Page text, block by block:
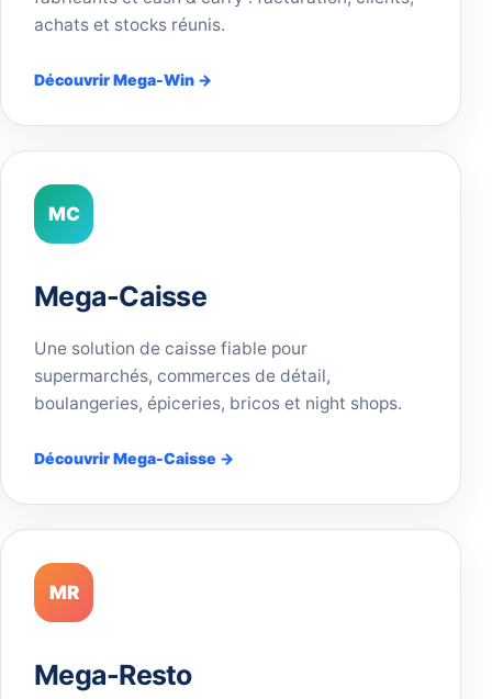
achats et stocks réunis.
Découvrir Mega-Win →
MC
Mega-Caisse
Une solution de caisse fiable pour
supermarchés, commerces de détail,
boulangeries, épiceries, bricos et night shops.
Découvrir Mega-Caisse →
MR
Mega-Resto